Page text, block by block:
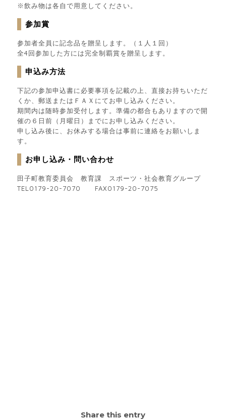
※飲み物は各自で用意してください。
参加賞
参加者全員に記念品を贈呈します。（１人１回）
全4回参加した方には完全制覇賞を贈呈します。
申込み方法
下記の参加申込書に必要事項を記載の上、直接お持ちいただ
くか、郵送またはＦＡＸにてお申し込みください。
期間内は随時参加受付します。準備の都合もありますので開
催の６日前（月曜日）までにお申し込みください。
申し込み後に、お休みする場合は事前に連絡をお願いしま
す。
お申し込み・問い合わせ
田子町教育委員会 教育課 スポーツ・社会教育グループ
TEL0179-20-7070 FAX0179-20-7075
Share this entry